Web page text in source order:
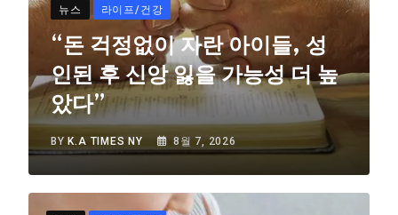
뉴스 라이프/건강
“돈 걱정없이 자란 아이들, 성
인된 후 신앙 잃을 가능성 더 높
았다”
BY K.A TIMES NY 8월 7, 2026